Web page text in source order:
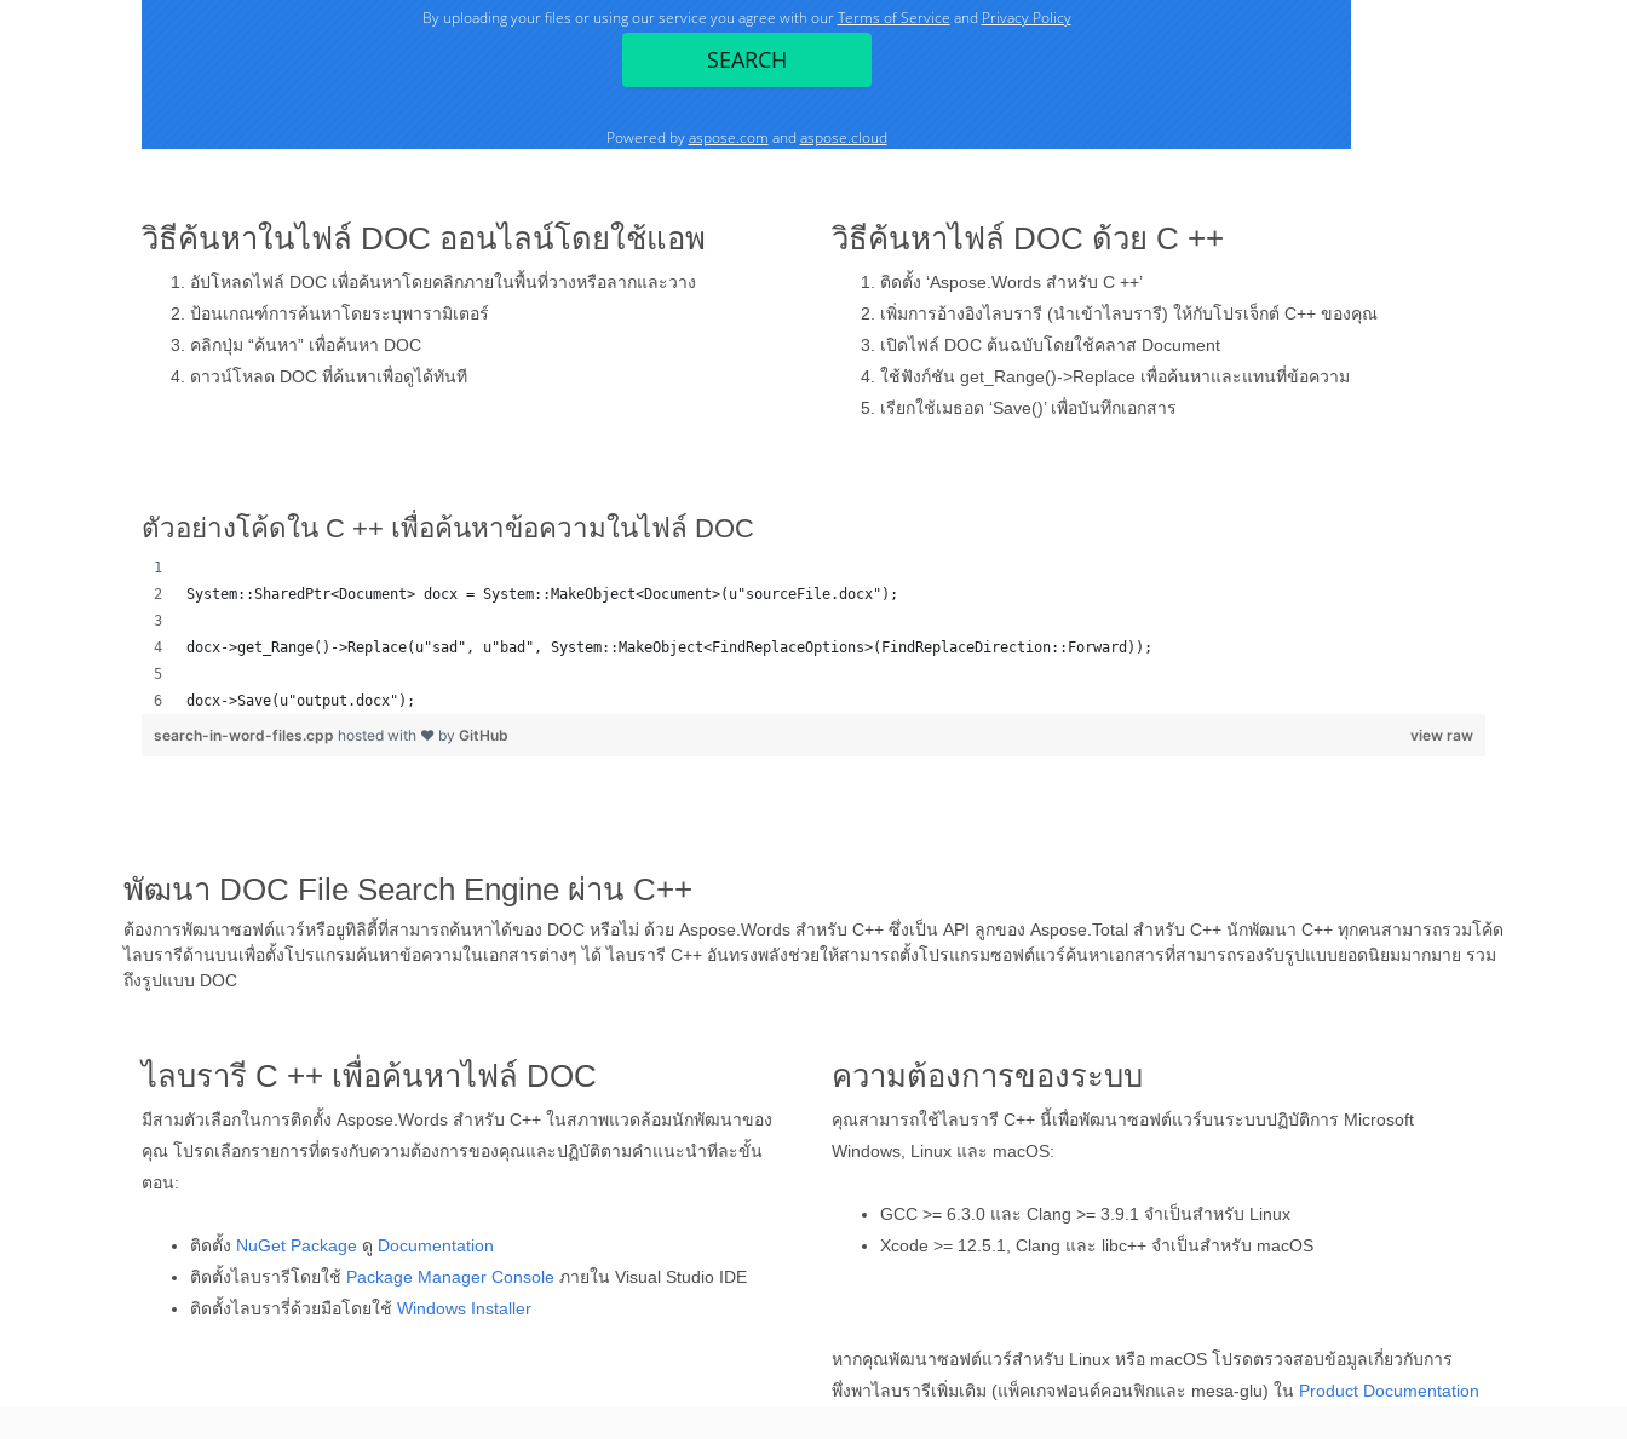
วิธีค้นหาในไฟล์ DOC ออนไลน์โดยใช้แอพ
อัปโหลดไฟล์ DOC เพื่อค้นหาโดยคลิกภายในพื้นที่วางหรือลากและวาง
ป้อนเกณฑ์การค้นหาโดยระบุพารามิเตอร์
คลิกปุ่ม “ค้นหา” เพื่อค้นหา DOC
ดาวน์โหลด DOC ที่ค้นหาเพื่อดูได้ทันที
วิธีค้นหาไฟล์ DOC ด้วย C ++
ติดตั้ง ‘Aspose.Words สำหรับ C ++’
เพิ่มการอ้างอิงไลบรารี (นำเข้าไลบรารี) ให้กับโปรเจ็กต์ C++ ของคุณ
เปิดไฟล์ DOC ต้นฉบับโดยใช้คลาส Document
ใช้ฟังก์ชัน get_Range()->Replace เพื่อค้นหาและแทนที่ข้อความ
เรียกใช้เมธอด ‘Save()’ เพื่อบันทึกเอกสาร
ตัวอย่างโค้ดใน C ++ เพื่อค้นหาข้อความในไฟล์ DOC
System::SharedPtr<Document> docx = System::MakeObject<Document>(u"sourceFile.docx");
docx->get_Range()->Replace(u"sad", u"bad", System::MakeObject<FindReplaceOptions>(FindReplaceDirection::Forward));
docx->Save(u"output.docx");
view raw
search-in-word-files.cpp hosted with ❤ by GitHub
พัฒนา DOC File Search Engine ผ่าน C++
ต้องการพัฒนาซอฟต์แวร์หรือยูทิลิตี้ที่สามารถค้นหาได้ของ DOC หรือไม่ ด้วย Aspose.Words สำหรับ C++ ซึ่งเป็น API ลูกของ Aspose.Total สำหรับ C++ นักพัฒนา C++ ทุกคนสามารถรวมโค้ด
ไลบรารีด้านบนเพื่อตั้งโปรแกรมค้นหาข้อความในเอกสารต่างๆ ได้ ไลบรารี C++ อันทรงพลังช่วยให้สามารถตั้งโปรแกรมซอฟต์แวร์ค้นหาเอกสารที่สามารถรองรับรูปแบบยอดนิยมมากมาย รวม
ถึงรูปแบบ DOC
ไลบรารี C ++ เพื่อค้นหาไฟล์ DOC
มีสามตัวเลือกในการติดตั้ง Aspose.Words สำหรับ C++ ในสภาพแวดล้อมนักพัฒนาของ
คุณ โปรดเลือกรายการที่ตรงกับความต้องการของคุณและปฏิบัติตามคำแนะนำทีละขั้น
ตอน:
ติดตั้ง NuGet Package ดู Documentation
ติดตั้งไลบรารีโดยใช้ Package Manager Console ภายใน Visual Studio IDE
ติดตั้งไลบรารี่ด้วยมือโดยใช้ Windows Installer
ความต้องการของระบบ
คุณสามารถใช้ไลบรารี C++ นี้เพื่อพัฒนาซอฟต์แวร์บนระบบปฏิบัติการ Microsoft
Windows, Linux และ macOS:
GCC >= 6.3.0 และ Clang >= 3.9.1 จำเป็นสำหรับ Linux
Xcode >= 12.5.1, Clang และ libc++ จำเป็นสำหรับ macOS
หากคุณพัฒนาซอฟต์แวร์สำหรับ Linux หรือ macOS โปรดตรวจสอบข้อมูลเกี่ยวกับการ
พึ่งพาไลบรารีเพิ่มเติม (แพ็คเกจฟอนต์คอนฟิกและ mesa-glu) ใน Product Documentation